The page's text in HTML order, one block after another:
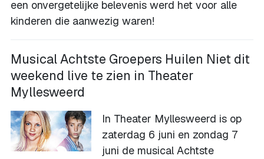
een onvergetelijke belevenis werd het voor alle
kinderen die aanwezig waren!
Musical Achtste Groepers Huilen Niet dit
weekend live te zien in Theater
Myllesweerd
In Theater Myllesweerd is op
zaterdag 6 juni en zondag 7
juni de musical Achtste